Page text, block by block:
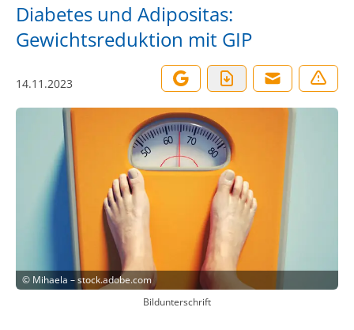
Diabetes und Adipositas:
Gewichtsreduktion mit GIP
14.11.2023
© Mihaela – stock.adobe.com
Bildunterschrift